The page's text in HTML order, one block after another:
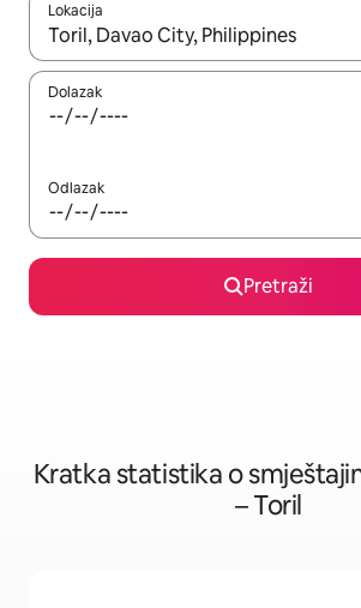
Lokacija
Kada budu dostupni rezultati, moći
Dolazak
Odlazak
Pretraži
Kratka statistika o
– Toril